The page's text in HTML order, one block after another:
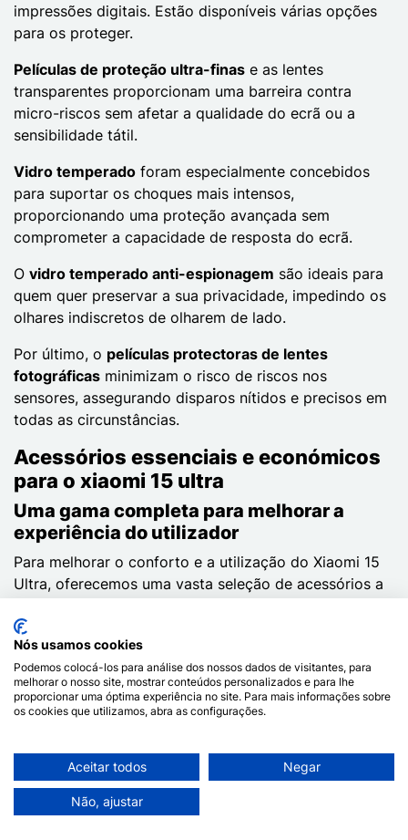
impressões digitais. Estão disponíveis várias opções
para os proteger.
Películas de proteção ultra-finas e as lentes
transparentes proporcionam uma barreira contra
micro-riscos sem afetar a qualidade do ecrã ou a
sensibilidade tátil.
Vidro temperado foram especialmente concebidos
para suportar os choques mais intensos,
proporcionando uma proteção avançada sem
comprometer a capacidade de resposta do ecrã.
O vidro temperado anti-espionagem são ideais para
quem quer preservar a sua privacidade, impedindo os
olhares indiscretos de olharem de lado.
Por último, o películas protectoras de lentes
fotográficas minimizam o risco de riscos nos
sensores, assegurando disparos nítidos e precisos em
todas as circunstâncias.
Acessórios essenciais e económicos
para o xiaomi 15 ultra
Uma gama completa para melhorar a
experiência do utilizador
Para melhorar o conforto e a utilização do Xiaomi 15
Ultra, oferecemos uma vasta seleção de acessórios a
prolongar a duração da bateria do telemóvel quando
se está em movimento durante longos períodos. O
carregadores de carga rápidaasseguram um
recarregamento eficaz e seguro. Ocabose
adaptadores garantem a compatibilidade com uma
para automóveis e ciclismo facilitam a utilização
segura do seu smartphone quando viaja.
Para uma experiência áudio envolvente, fornecemos
Nós usamos cookies
Podemos colocá-los para análise dos nossos dados de visitantes, para
melhorar o nosso site, mostrar conteúdos personalizados e para lhe
proporcionar uma óptima experiência no site. Para mais informações sobre
os cookies que utilizamos, abra as configurações.
Aceitar todos Negar
Não, ajustar